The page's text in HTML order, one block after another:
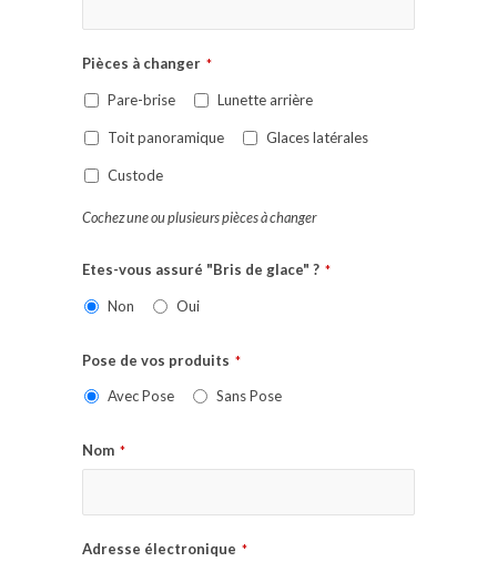
Pièces à changer *
Pare-brise Lunette arrière
Toit panoramique Glaces latérales
Custode
Cochez une ou plusieurs pièces à changer
Etes-vous assuré "Bris de glace" ? *
Non Oui
Pose de vos produits *
Avec Pose Sans Pose
Nom *
Adresse électronique *